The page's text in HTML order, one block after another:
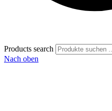
Products search
Nach oben